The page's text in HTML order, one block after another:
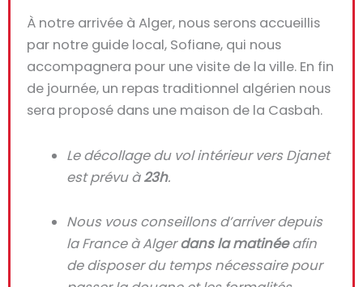
À notre arrivée à Alger, nous serons accueillis
par notre guide local, Sofiane, qui nous
accompagnera pour une visite de la ville. En fin
de journée, un repas traditionnel algérien nous
sera proposé dans une maison de la Casbah.
Le décollage du vol intérieur vers Djanet
est prévu à23h.
Nous vous conseillons d’arriver depuis
la France à Algerdans la matinéeafin
de disposer du temps nécessaire pour